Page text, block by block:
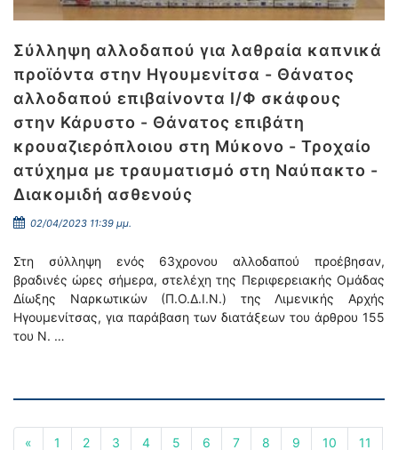
Σύλληψη αλλοδαπού για λαθραία καπνικά
προϊόντα στην Ηγουμενίτσα - Θάνατος
αλλοδαπού επιβαίνοντα Ι/Φ σκάφους
στην Κάρυστο - Θάνατος επιβάτη
κρουαζιερόπλοιου στη Μύκονο - Τροχαίο
ατύχημα με τραυματισμό στη Ναύπακτο -
Διακομιδή ασθενούς
02/04/2023 11:39 μμ.
Στη σύλληψη ενός 63χρονου αλλοδαπού προέβησαν,
βραδινές ώρες σήμερα, στελέχη της Περιφερειακής Ομάδας
Δίωξης Ναρκωτικών (Π.Ο.Δ.Ι.Ν.) της Λιμενικής Αρχής
Ηγουμενίτσας, για παράβαση των διατάξεων του άρθρου 155
του Ν. …
« 1 2 3 4 5 6 7 8 9 10 11